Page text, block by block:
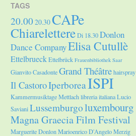
TAGS
20.00 20.30CAPe
ChiarelettereDi 18.30Donlon
Dance CompanyElisa Cutullè
EttelbrueckEttelbrück Frauenbibliothek Saar
Gianvito CasadonteGrand Théâtrehairspray
Il CastoroIperboreaISPI
Kammermusiktage Mettlachlibreria italianaLucio
SavianiLussemburgoluxembourg
Magna Graecia Film Festival
Marguerite DonlonMarioenrico D'AngeloMerzig